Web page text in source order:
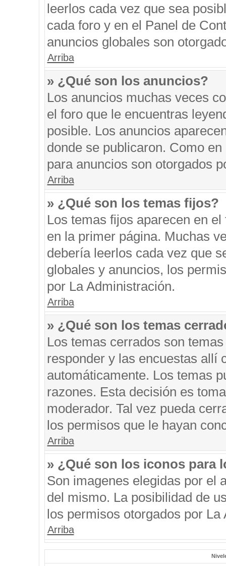
leerlos cada vez que sea
cada foro y en el Panel de
anuncios globales son
Arriba
» ¿Qué son los anuncios?
Los anuncios muchas veces
el foro que le encuentras
posible. Los anuncios
donde se publicaron. Como
para anuncios son otorgados
Arriba
» ¿Qué son los temas fijos?
Los temas fijos aparecen en
en la primer página. Muchas
debería leerlos cada vez que
globales y anuncios, los
por La Administración.
Arriba
» ¿Qué son los temas
Los temas cerrados son
responder y las encuestas allí
automáticamente. Los temas
razones. Esta decisión es
moderador. Tal vez pueda
los permisos que le hayan
Arriba
» ¿Qué son los iconos para
Son imagenes elegidas por el
del mismo. La posibilidad de
los permisos otorgados por La
Arriba